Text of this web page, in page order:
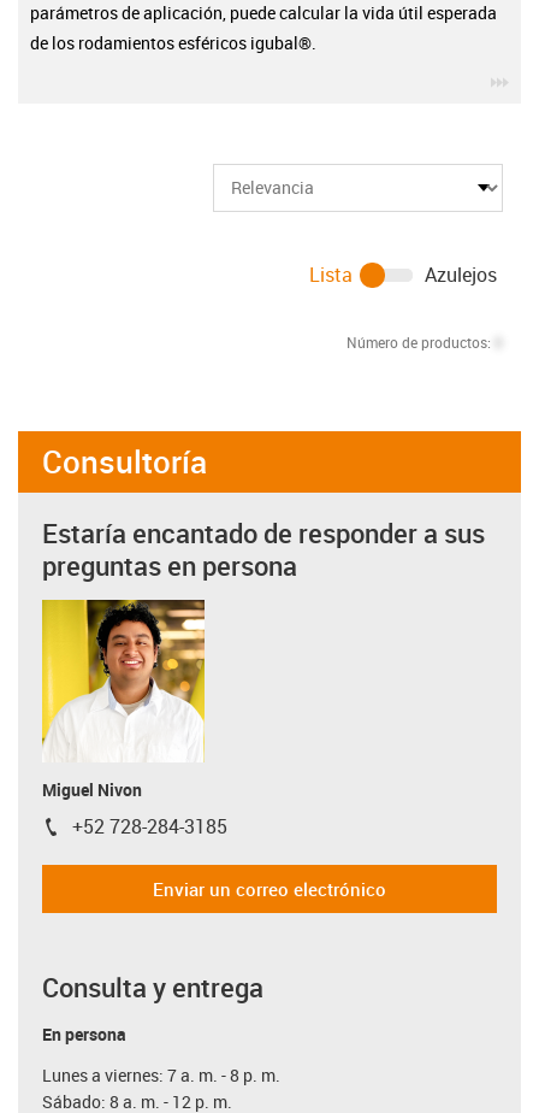
parámetros de aplicación, puede calcular la vida útil esperada
de los rodamientos esféricos igubal®.
Número de productos:
Lista Azulejos
Consultoría
Estaría encantado de responder a sus
preguntas en persona
Miguel Nivon
igus-icon-phone
+52 728-284-3185
Enviar un correo electrónico
Consulta y entrega
En persona
Lunes a viernes: 7 a. m. - 8 p. m.
Sábado: 8 a. m. - 12 p. m.